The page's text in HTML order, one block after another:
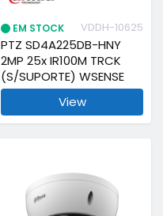
EM STOCK VDDH-10625
PTZ SD4A225DB-HNY
2MP 25x IR100M TRCK
(S/SUPORTE) WSENSE
View